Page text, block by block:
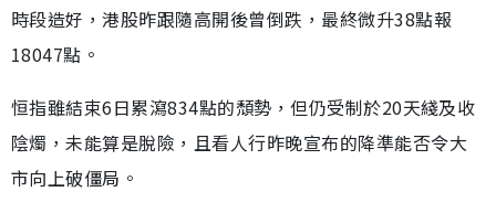
時段造好，港股昨跟隨高開後曾倒跌，最終微升38點報
18047點。
恒指雖結束6日累瀉834點的頹勢，但仍受制於20天綫及收
陰燭，未能算是脫險，且看人行昨晚宣布的降準能否令大
市向上破僵局。